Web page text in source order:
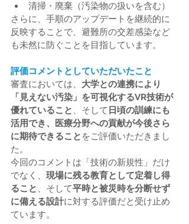
清掃・廃棄（汚染物の扱いを含む）
さらに、手順のアップデートを継続的に
反映することで、避難所の交差感染など
も未然に防ぐことを目指しています。
評価コメントとしていただいたこと
審査においては、 大学との連携により
「見えない汚染」を可視化するVR技術が
優れていること 、そして 日頃の訓練にも
活用でき、医療分野への貢献が今後さら
に期待できること をご評価いただきまし
た。
今回のコメントは「技術の新規性」だけ
でなく、 現場に残る教育として定着し得
ること 、そして平時と被災時を分断せず
に備える設計に対する評価だと受け止め
ています。